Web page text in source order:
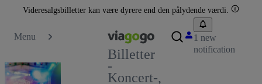
Videresalgsbilletter kan være dyrere end den pålydende værdi.
Menu
Billetter
-
Koncert-,
1 new
notification